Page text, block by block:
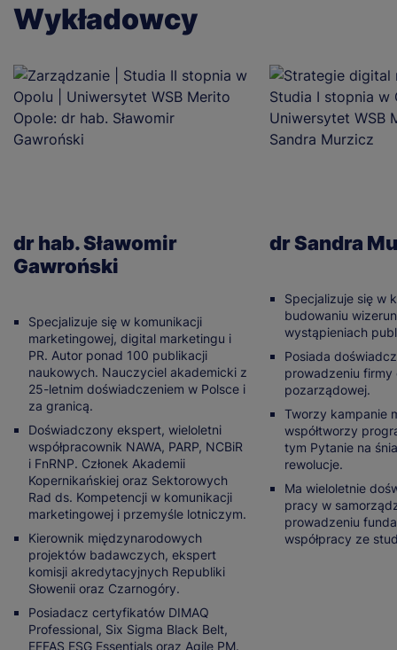
Wykładowcy
dr hab. Sławomir
Gawroński
Specjalizuje się w komunikacji
marketingowej, digital marketingu i
PR. Autor ponad 100 publikacji
naukowych. Nauczyciel akademicki z
25-letnim doświadczeniem w Polsce i
za granicą.
Doświadczony ekspert, wieloletni
współpracownik NAWA, PARP, NCBiR
i FnRNP. Członek Akademii
Kopernikańskiej oraz Sektorowych
Rad ds. Kompetencji w komunikacji
marketingowej i przemyśle lotniczym.
Kierownik międzynarodowych
projektów badawczych, ekspert
komisji akredytacyjnych Republiki
Słowenii oraz Czarnogóry.
Posiadacz certyfikatów DIMAQ
Professional, Six Sigma Black Belt,
EFFAS ESG Essentials oraz Agile PM.
dr Sandra
Specjalizuje się w
budowaniu
wystąpieniach
Posiada
prowadzeniu firmy
pozarządowej.
Tworzy kampanie
współtworzy
tym Pytanie na
rewolucje.
Ma wieloletnie
pracy w
prowadzeniu
współpracy ze